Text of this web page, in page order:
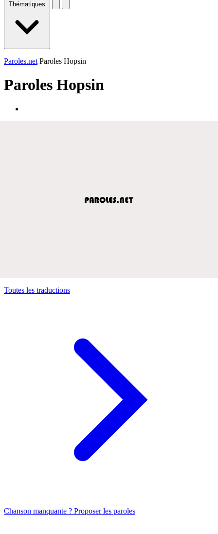
Thématiques
Paroles.net Paroles Hopsin
Paroles Hopsin
Toutes les traductions
Chanson manquante ? Proposer les paroles